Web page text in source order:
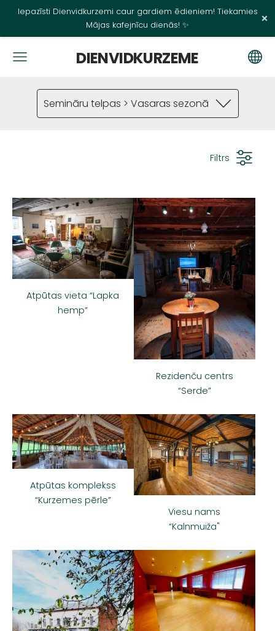
Iepazīsti Dienvidkurzemi caur gardiem ēdieniem! Tiekamies
Mājas kafejnīcu dienās! ✨
×
DIENVIDKURZEME
Semināru telpas > Vasaras sezonā
Filtrs
Atpūtas vieta “Lapka
hemp”
Rezidenču centrs
“Serde”
Atpūtas komplekss
“Kurzemes pērle”
Viesu nams
“Kalnmuiža"